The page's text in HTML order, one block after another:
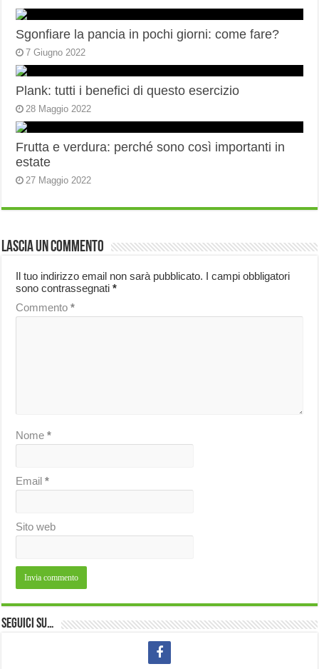
Sgonfiare la pancia in pochi giorni: come fare?
7 Giugno 2022
Plank: tutti i benefici di questo esercizio
28 Maggio 2022
Frutta e verdura: perché sono così importanti in
estate
27 Maggio 2022
Lascia un commento
Il tuo indirizzo email non sarà pubblicato. I campi obbligatori
sono contrassegnati*
Commento*
Nome*
Email*
Sito web
Seguici su…